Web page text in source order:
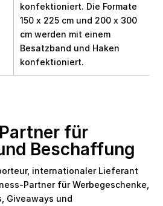
konfektioniert. Die Formate
150 x 225 cm und 200 x 300
cm werden mit einem
Besatzband und Haken
konfektioniert.
für
Beschaffung
internationaler Lieferant
Partner für Werbegeschenke,
Giveaways und